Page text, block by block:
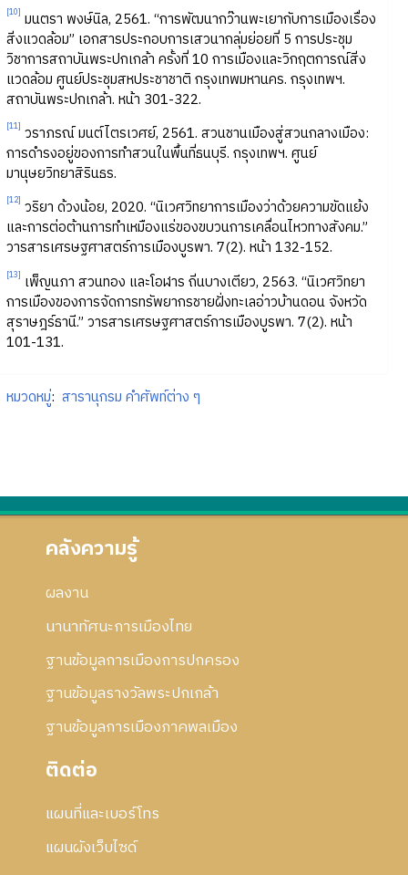
[10] มนตรา พงษ์นิล, 2561. “การพัฒนากว๊านพะเยากับการเมืองเรื่อง
สิ่งแวดล้อม” เอกสารประกอบการเสวนากลุ่มย่อยที่ 5 การประชุม
วิชาการสถาบันพระปกเกล้า ครั้งที่ 10 การเมืองและวิกฤตการณ์สิ่ง
แวดล้อม ศูนย์ประชุมสหประชาชาติ กรุงเทพมหานคร. กรุงเทพฯ.
สถาบันพระปกเกล้า. หน้า 301-322.
[11] วราภรณ์ มนต์ไตรเวศย์, 2561. สวนชานเมืองสู่สวนกลางเมือง:
การดำรงอยู่ของการทำสวนในพื้นที่ธนบุรี. กรุงเทพฯ. ศูนย์
มานุษยวิทยาสิรินธร.
[12] วริยา ด้วงน้อย, 2020. “นิเวศวิทยาการเมืองว่าด้วยความขัดแย้ง
และการต่อต้านการทำเหมืองแร่ของขบวนการเคลื่อนไหวทางสังคม.”
วารสารเศรษฐศาสตร์การเมืองบูรพา. 7(2). หน้า 132-152.
[13] เพ็ญนภา สวนทอง และโอฬาร ถิ่นบางเตียว, 2563. “นิเวศวิทยา
การเมืองของการจัดการทรัพยากรชายฝั่งทะเลอ่าวบ้านดอน จังหวัด
สุราษฎร์ธานี.” วารสารเศรษฐศาสตร์การเมืองบูรพา. 7(2). หน้า
101-131.
หมวดหมู่: สารานุกรม คำศัพท์ต่าง ๆ
คลังความรู้
ผลงาน
นานาทัศนะการเมืองไทย
ฐานข้อมูลการเมืองการปกครอง
ฐานข้อมูลรางวัลพระปกเกล้า
ฐานข้อมูลการเมืองภาคพลเมือง
ติดต่อ
แผนที่และเบอร์โทร
แผนผังเว็บไซด์